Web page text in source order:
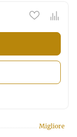
Migliore